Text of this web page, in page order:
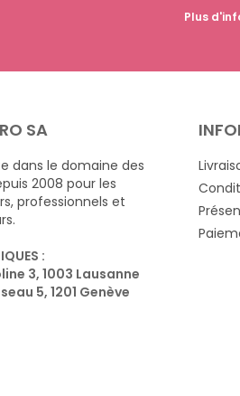
Plus
SA
dans le domaine des
2008 pour les
professionnels et
:
3, 1003 Lausanne
5, 1201 Genève